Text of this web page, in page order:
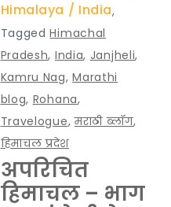
Himalaya ,
India
TaggedHimachal
Pradesh, India, Janjheli,
Kamru Nag,Marathi
blog, Rohana,
Travelogue,मराठी ब्लॉग,
हिमाचल प्रदेश
अपरिचित
हिमाचल – भाग